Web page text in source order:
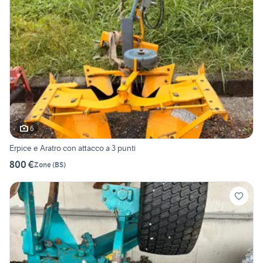
6
Erpice e Aratro con attacco a 3 punti
800 €Zone(BS)